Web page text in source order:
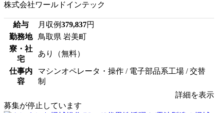
株式会社ワールドインテック
給与 月収例379,837円
勤務地
鳥取県 岩美町
寮・社
宅
あり（無料）
仕事内
容
マシンオペレータ・操作 / 電子部品系工場 / 交替
制
詳細を表示
募集が停止しています